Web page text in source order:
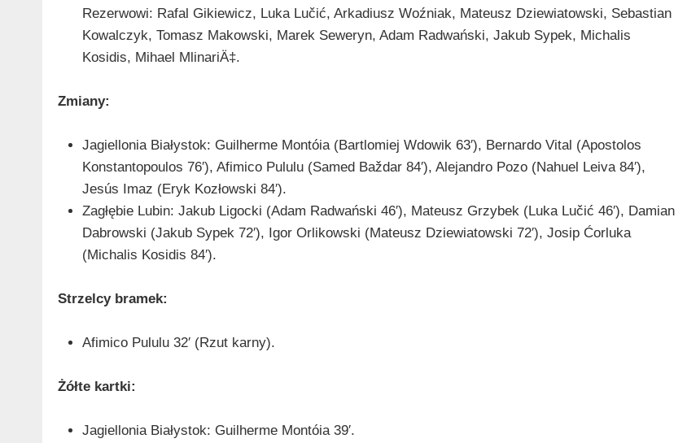
Rezerwowi: Rafal Gikiewicz, Luka Lučić, Arkadiusz Woźniak, Mateusz Dziewiatowski, Sebastian
Kowalczyk, Tomasz Makowski, Marek Seweryn, Adam Radwański, Jakub Sypek, Michalis
Kosidis, Mihael MlinariÄ‡.
Zmiany:
Jagiellonia Białystok: Guilherme Montóia (Bartlomiej Wdowik 63′), Bernardo Vital (Apostolos
Konstantopoulos 76′), Afimico Pululu (Samed Baždar 84′), Alejandro Pozo (Nahuel Leiva 84′),
Jesús Imaz (Eryk Kozłowski 84′).
Zagłębie Lubin: Jakub Ligocki (Adam Radwański 46′), Mateusz Grzybek (Luka Lučić 46′), Damian
Dabrowski (Jakub Sypek 72′), Igor Orlikowski (Mateusz Dziewiatowski 72′), Josip Ćorluka
(Michalis Kosidis 84′).
Strzelcy bramek:
Afimico Pululu 32′ (Rzut karny).
Żółte kartki:
Jagiellonia Białystok: Guilherme Montóia 39′.